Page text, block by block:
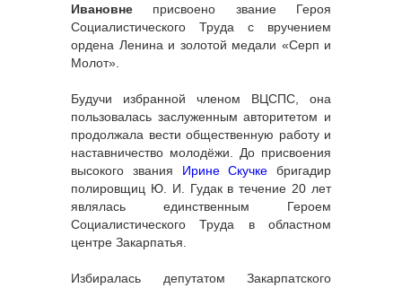
Ивановне присвоено звание Героя
Социалистического Труда с вручением
ордена Ленина и золотой медали «Серп и
Молот».
Будучи избранной членом ВЦСПС, она
пользовалась заслуженным авторитетом и
продолжала вести общественную работу и
наставничество молодёжи. До присвоения
высокого звания Ирине Скучке бригадир
полировщиц Ю. И. Гудак в течение 20 лет
являлась единственным Героем
Социалистического Труда в областном
центре Закарпатья.
Избиралась депутатом Закарпатского